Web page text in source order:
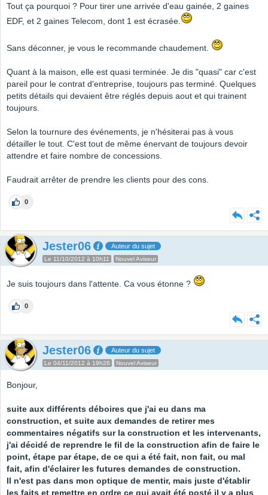
Tout ça pourquoi ? Pour tirer une arrivée d'eau gainée, 2 gaines
EDF, et 2 gaines Telecom, dont 1 est écrasée.
Sans déconner, je vous le recommande chaudement.
Quant à la maison, elle est quasi terminée. Je dis "quasi" car c'est
pareil pour le contrat d'entreprise, toujours pas terminé. Quelques
petits détails qui devaient être réglés depuis aout et qui trainent
toujours.
Selon la tournure des événements, je n'hésiterai pas à vous
détailler le tout. C'est tout de même énervant de toujours devoir
attendre et faire nombre de concessions.
Faudrait arrêter de prendre les clients pour des cons.
0
Jester06 Auteur du sujet
Le 11/10/2012 à 10h11 Nouvel Aviseur
Je suis toujours dans l'attente. Ca vous étonne ?
0
Jester06 Auteur du sujet
Le 04/11/2012 à 19h26 Nouvel Aviseur
Bonjour,
suite aux différents déboires que j'ai eu dans ma
construction, et suite aux demandes de retirer mes
commentaires négatifs sur la construction et les intervenants,
j'ai décidé de reprendre le fil de la construction afin de faire le
point, étape par étape, de ce qui a été fait, non fait, ou mal
fait, afin d'éclairer les futures demandes de construction.
Il n'est pas dans mon optique de mentir, mais juste d'établir
les faits et remettre en ordre ce qui avait été posté il y a plus